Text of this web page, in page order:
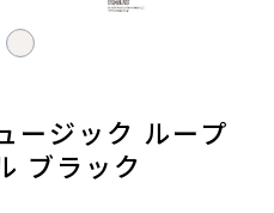
ージック ループ
ブラック